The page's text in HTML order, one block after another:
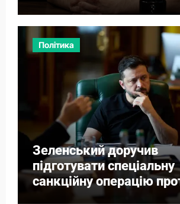
Політика
Зеленський доручив
підготувати спеціальну
санкційну операцію